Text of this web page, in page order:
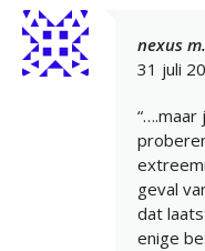
nexus m.
31 juli
“….maar
geval
dat
enige